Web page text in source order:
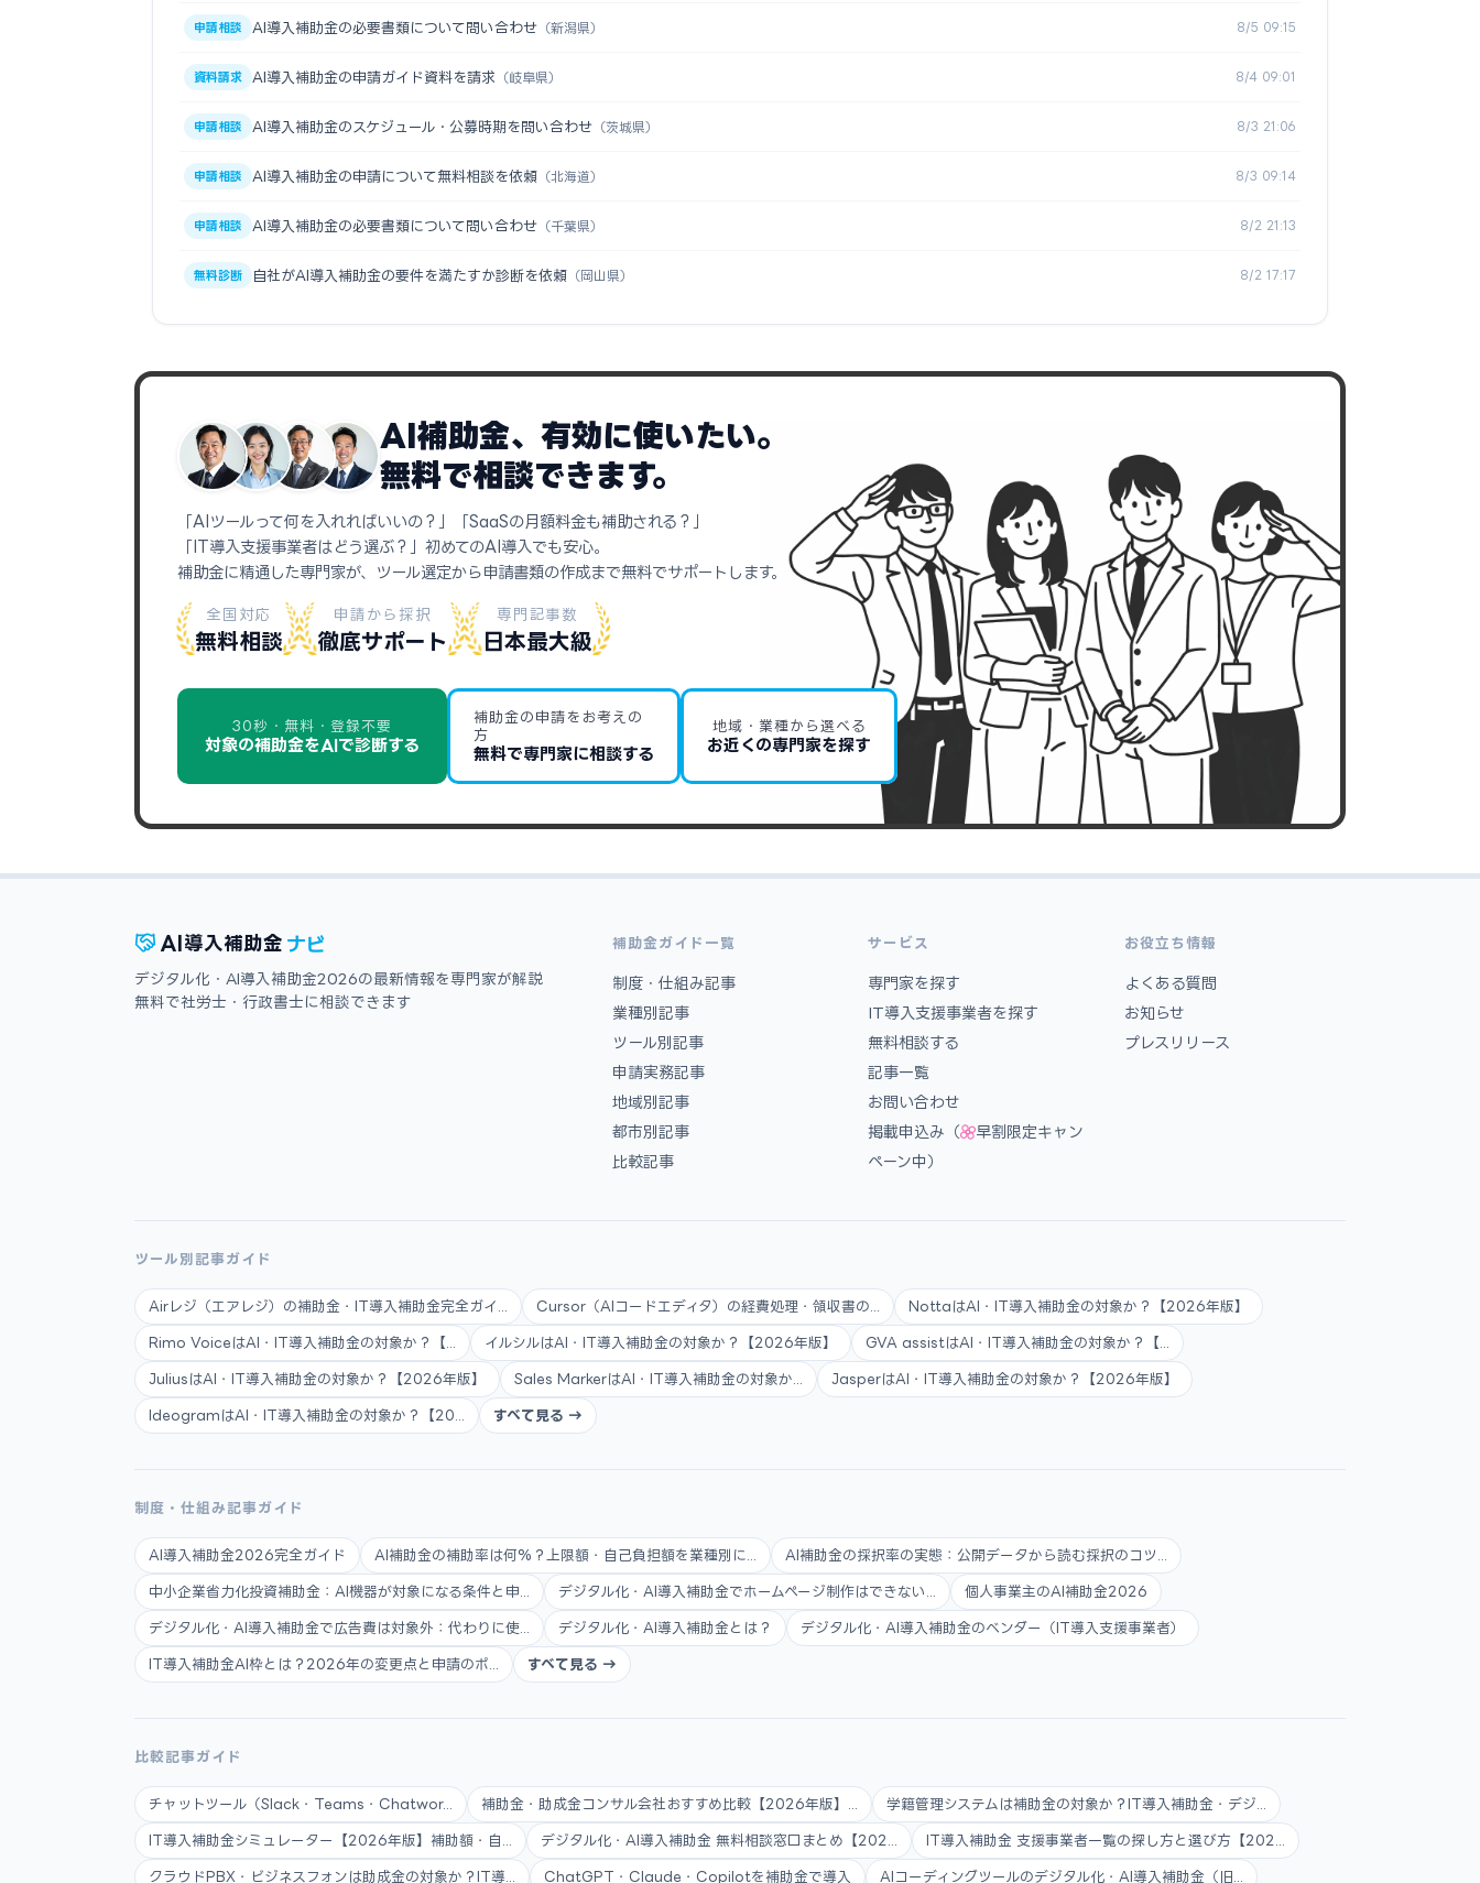
申請相談 AI導入補助金の必要書類について問い合わせ （新潟県） 8/5 09:15
資料請求 AI導入補助金の申請ガイド資料を請求 （岐阜県） 8/4 09:01
申請相談 AI導入補助金のスケジュール・公募時期を問い合わせ （茨城県） 8/3 21:06
申請相談 AI導入補助金の申請について無料相談を依頼 （北海道） 8/3 09:14
申請相談 AI導入補助金の必要書類について問い合わせ （千葉県） 8/2 21:13
無料診断 自社がAI導入補助金の要件を満たすか診断を依頼 （岡山県） 8/2 17:17
AI補助金、有効に使いたい。
無料で相談できます。
「AIツールって何を入れればいいの？」「SaaSの月額料金も補助される？」
「IT導入支援事業者はどう選ぶ？」初めてのAI導入でも安心。
補助金に精通した専門家が、ツール選定から申請書類の作成まで無料でサポートします。
全国対応
無料相談
申請から採択
徹底サポート
専門記事数
日本最大級
30秒・無料・登録不要
対象の補助金をAIで診断する
補助金の申請をお考えの
方
無料で専門家に相談する
地域・業種から選べる
お近くの専門家を探す
AI 導入補助金 ナビ
デジタル化・AI導入補助金2026の最新情報を専門家が解説
無料で社労士・行政書士に相談できます
補助金ガイド一覧
制度・仕組み記事
業種別記事
ツール別記事
申請実務記事
地域別記事
都市別記事
比較記事
サービス
専門家を探す
IT導入支援事業者を探す
無料相談する
記事一覧
お問い合わせ
掲載申込み（
早割限定キャン
ペーン中）
お役立ち情報
よくある質問
お知らせ
プレスリリース
ツール別記事ガイド
Airレジ（エアレジ）の補助金・IT導入補助金完全ガイ... Cursor（AIコードエディタ）の経費処理・領収書の... NottaはAI・IT導入補助金の対象か？【2026年版】
Rimo VoiceはAI・IT導入補助金の対象か？【... イルシルはAI・IT導入補助金の対象か？【2026年版】 GVA assistはAI・IT導入補助金の対象か？【...
JuliusはAI・IT導入補助金の対象か？【2026年版】 Sales MarkerはAI・IT導入補助金の対象か... JasperはAI・IT導入補助金の対象か？【2026年版】
IdeogramはAI・IT導入補助金の対象か？【20... すべて見る →
制度・仕組み記事ガイド
AI導入補助金2026完全ガイド AI補助金の補助率は何%？上限額・自己負担額を業種別に... AI補助金の採択率の実態：公開データから読む採択のコツ...
中小企業省力化投資補助金：AI機器が対象になる条件と申... デジタル化・AI導入補助金でホームページ制作はできない... 個人事業主のAI補助金2026
デジタル化・AI導入補助金で広告費は対象外：代わりに使... デジタル化・AI導入補助金とは？ デジタル化・AI導入補助金のベンダー（IT導入支援事業者）
IT導入補助金AI枠とは？2026年の変更点と申請のポ... すべて見る →
比較記事ガイド
チャットツール（Slack・Teams・Chatwor... 補助金・助成金コンサル会社おすすめ比較【2026年版】... 学籍管理システムは補助金の対象か？IT導入補助金・デジ...
IT導入補助金シミュレーター【2026年版】補助額・自... デジタル化・AI導入補助金 無料相談窓口まとめ【202... IT導入補助金 支援事業者一覧の探し方と選び方【202...
クラウドPBX・ビジネスフォンは助成金の対象か？IT導... ChatGPT・Claude・Copilotを補助金で導入 AIコーディングツールのデジタル化・AI導入補助金（旧...